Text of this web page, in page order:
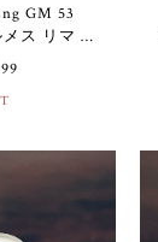
GM 53
ス リマ リ
リング シ